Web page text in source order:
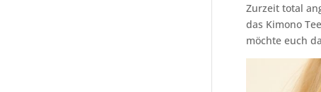
Zurzeit total
das Kimono
möchte euch